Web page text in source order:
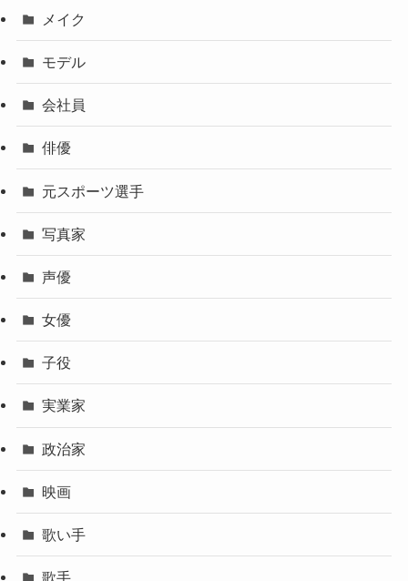
メイク
モデル
会社員
俳優
元スポーツ選手
写真家
声優
女優
子役
実業家
政治家
映画
歌い手
歌手